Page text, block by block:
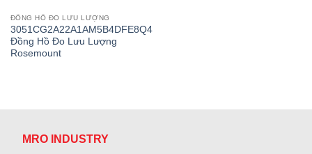
ĐỒNG HỒ ĐO LƯU LƯỢNG
3051CG2A22A1AM5B4DFE8Q4
Đồng Hồ Đo Lưu Lượng
Rosemount
MRO INDUSTRY